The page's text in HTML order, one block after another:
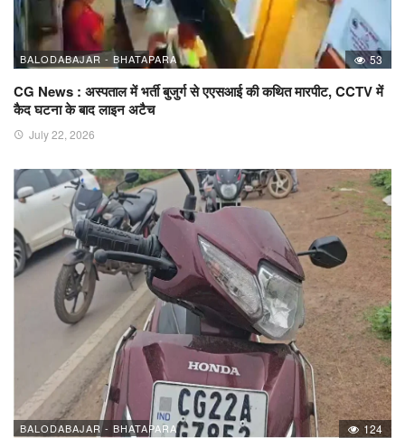
BALODABAJAR - BHATAPARA 53
CG News : अस्पताल में भर्ती बुजुर्ग से एएसआई की कथित मारपीट, CCTV में
कैद घटना के बाद लाइन अटैच
July 22, 2026
BALODABAJAR - BHATAPARA 124